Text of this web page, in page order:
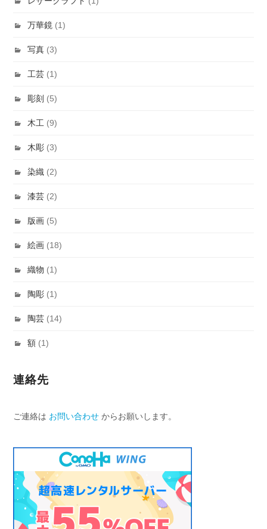
万華鏡 (1)
写真 (3)
工芸 (1)
彫刻 (5)
木工 (9)
木彫 (3)
染織 (2)
漆芸 (2)
版画 (5)
絵画 (18)
織物 (1)
陶彫 (1)
陶芸 (14)
額 (1)
連絡先
ご連絡は お問い合わせ からお願いします。